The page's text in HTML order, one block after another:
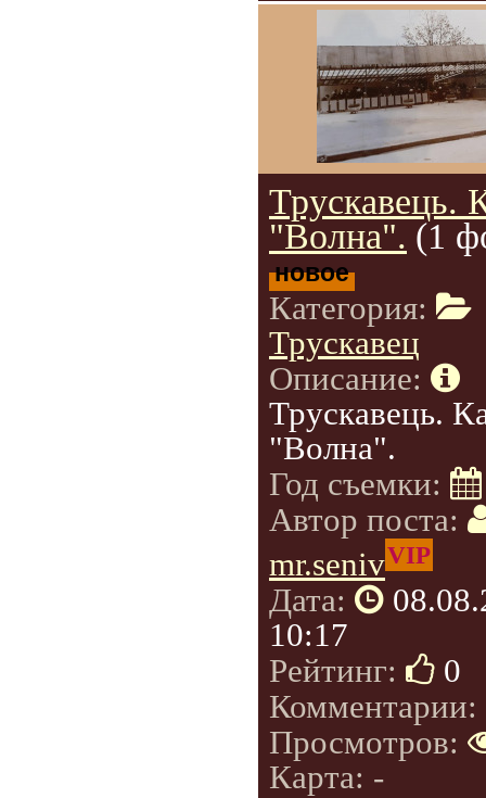
Трускавець.
"Волна". (1
новое
Категория:
Трускавец
Описание:
Трускавець.
"Волна".
Год съемки:
Автор поста:
mr.senivVIP
Дата:
10:17
Рейтинг:
0
Комментарии:
Просмотров:
Карта: -